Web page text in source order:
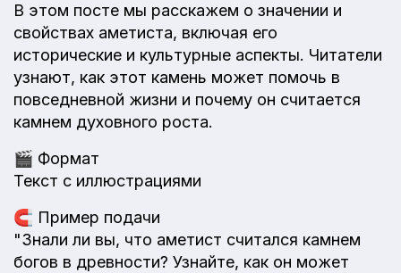
В этом посте мы расскажем о значении и
свойствах аметиста, включая его
исторические и культурные аспекты. Читатели
узнают, как этот камень может помочь в
повседневной жизни и почему он считается
камнем духовного роста.
🎬 Формат
Текст с иллюстрациями
🧲 Пример подачи
"Знали ли вы, что аметист считался камнем
богов в древности? Узнайте, как он может